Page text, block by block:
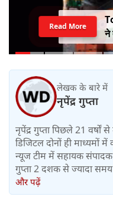
ने
Read More
लेखक के बारे में
नृपेंद्र गुप्ता
नृपेंद्र गुप्ता पिछले 21 वर्षों से
डिजिटल दोनों ही माध्यमों
न्यूज टीम में सहायक
गुप्ता 2 दशक से ज्यादा समय
और पढ़ें